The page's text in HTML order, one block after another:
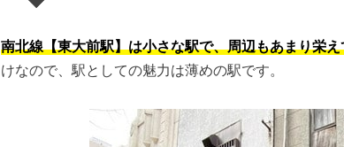
南北線【東大前駅】は小さな駅で、周辺もあまり栄
けなので、駅としての魅力は薄めの駅です。